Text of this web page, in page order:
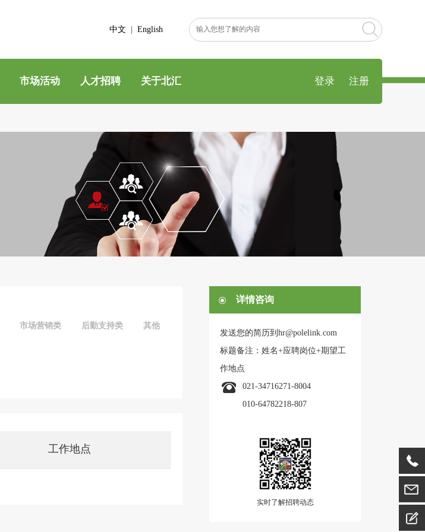
中文 English
市场活动 人才招聘 关于北汇 注册
登录
市场营销类 后勤支持类 其他
工作地点
详情咨询
发送您的简历到hr@polelink.com
标题备注：姓名+应聘岗位+期望工
作地点
021-34716271-8004
010-64782218-807
实时了解招聘动态